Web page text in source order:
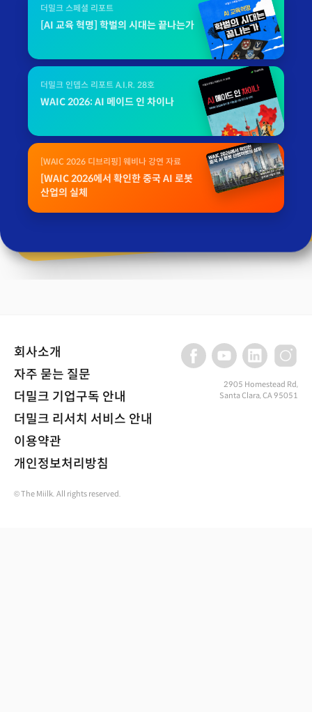
더밀크 스페셜 리포트
[AI 교육 혁명] 학벌의 시대는 끝나는가
더밀크 인뎁스 리포트 A.I.R. 28호
WAIC 2026: AI 메이드 인 차이나
[WAIC 2026 디브리핑] 웨비나 강연 자료
[WAIC 2026에서 확인한 중국 AI 로봇
산업의 실체
회사소개
자주 묻는 질문
더밀크 기업구독 안내
더밀크 리서치 서비스 안내
이용약관
개인정보처리방침
2905 Homestead Rd,
Santa Clara, CA 95051
© The Miilk. All rights reserved.